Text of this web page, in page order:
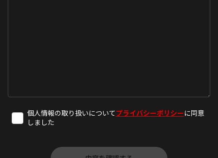
個人情報の取り扱いについてプライバシーポリシーに同意
しました